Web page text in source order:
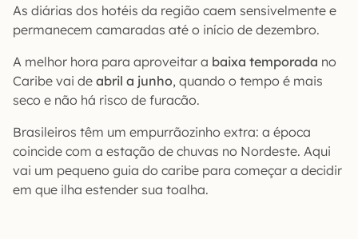
As diárias dos hotéis da região caem sensivelmente e
permanecem camaradas até o início de dezembro.
A melhor hora para aproveitar a baixa temporada no
Caribe vai de abril a junho, quando o tempo é mais
seco e não há risco de furacão.
Brasileiros têm um empurrãozinho extra: a época
coincide com a estação de chuvas no Nordeste. Aqui
vai um pequeno guia do caribe para começar a decidir
em que ilha estender sua toalha.